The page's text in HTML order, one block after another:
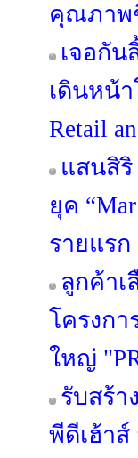
คุณภาพ
เจอกั
เดินหน้
Retail
แสนสิริ
ยุค
รายแร
ลูกค้า
โครงก
ใหญ่
รับสร้
พีดีเฮ้า